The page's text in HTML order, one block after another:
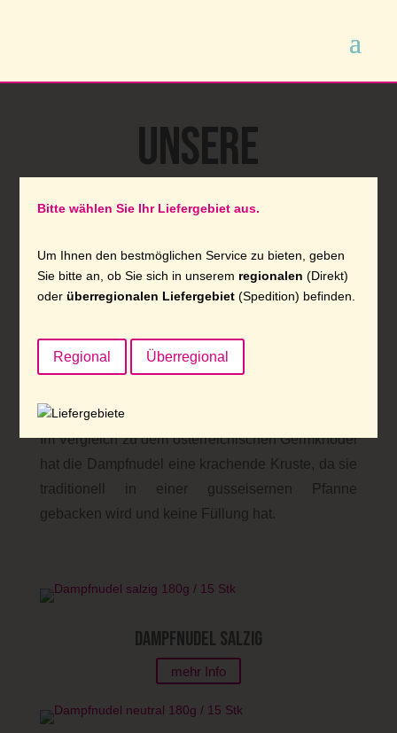
Unsere
hausgemachten
Dampfnudeln
die herzhafte Pfälzer Variante mit salziger Kruste –
die Dampfnudel ist und bleibt ein traditionelles
Vanille- oder Weinschaumsoße kombinieren lässt.
Im Vergleich zu dem österreichischen Germknödel
hat die Dampfnudel eine krachende Kruste, da sie
traditionell in einer gusseisernen Pfanne
gebacken wird und keine Füllung hat.
Dampfnudel salzig
mehr Info
Bitte wählen Sie Ihr Liefergebiet aus.
Um Ihnen den bestmöglichen Service zu bieten, geben
Sie bitte an, ob Sie sich in unserem regionalen (Direkt)
oderüberregionalen Liefergebiet (Spedition) befinden.
Regional Überregional